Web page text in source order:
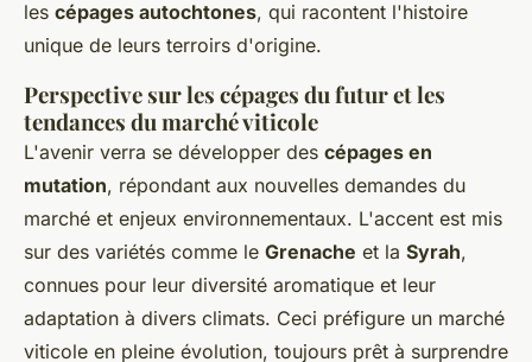
les cépages autochtones, qui racontent l'histoire
unique de leurs terroirs d'origine.
Perspective sur les cépages du futur et les
tendances du marché viticole
L'avenir verra se développer des cépages en
mutation, répondant aux nouvelles demandes du
marché et enjeux environnementaux. L'accent est mis
sur des variétés comme le Grenache et la Syrah,
connues pour leur diversité aromatique et leur
adaptation à divers climats. Ceci préfigure un marché
viticole en pleine évolution, toujours prêt à surprendre